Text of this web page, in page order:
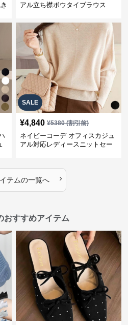
アル立ち襟ボウタイブラウス
SALE
¥4,840 ¥5380(割引前)
ネイビーコーデ オフィスカジュ
アル対応レディースニットセー
テムの一覧へ ›
おすすめアイテム